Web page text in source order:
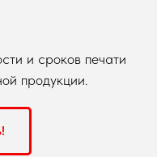
и сроков печати
продукции.